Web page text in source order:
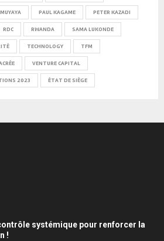
PAUL KAGAME PETER KAZADI
RDC RWANDA SAMA LUKONDE
TECHNOLOGY TFM
VENTURE CAPITAL
2023 ÉTAT DE SIÈGE
contrôle systémique pour renforcer la
!